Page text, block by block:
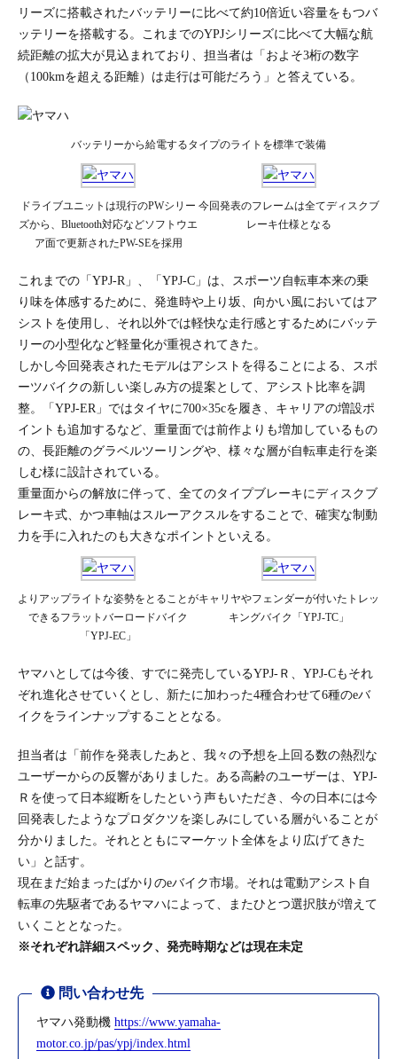
リーズに搭載されたバッテリーに比べて約10倍近い容量をもつバ
ッテリーを搭載する。これまでのYPJシリーズに比べて大幅な航
続距離の拡大が見込まれており、担当者は「およそ3桁の数字
（100kmを超える距離）は走行は可能だろう」と答えている。
バッテリーから給電するタイプのライトを標準で装備
ドライブユニットは現行のPWシリー
ズから、Bluetooth対応などソフトウエ
ア面で更新されたPW-SEを採用
今回発表のフレームは全てディスクブ
レーキ仕様となる
これまでの「YPJ-R」、「YPJ-C」は、スポーツ自転車本来の乗
り味を体感するために、発進時や上り坂、向かい風においてはア
シストを使用し、それ以外では軽快な走行感とするためにバッテ
リーの小型化など軽量化が重視されてきた。
しかし今回発表されたモデルはアシストを得ることによる、スポ
ーツバイクの新しい楽しみ方の提案として、アシスト比率を調
整。「YPJ-ER」ではタイヤに700×35cを履き、キャリアの増設ポ
イントも追加するなど、重量面では前作よりも増加しているもの
の、長距離のグラベルツーリングや、様々な層が自転車走行を楽
しむ様に設計されている。
重量面からの解放に伴って、全てのタイプブレーキにディスクブ
レーキ式、かつ車軸はスルーアクスルをすることで、確実な制動
力を手に入れたのも大きなポイントといえる。
よりアップライトな姿勢をとることが
できるフラットバーロードバイク
「YPJ-EC」
キャリヤやフェンダーが付いたトレッ
キングバイク「YPJ-TC」
ヤマハとしては今後、すでに発売しているYPJ-Ｒ、YPJ-Cもそれ
ぞれ進化させていくとし、新たに加わった4種合わせて6種のeバ
イクをラインナップすることとなる。
担当者は「前作を発表したあと、我々の予想を上回る数の熱烈な
ユーザーからの反響がありました。ある高齢のユーザーは、YPJ-
Ｒを使って日本縦断をしたという声もいただき、今の日本には今
回発表したようなプロダクツを楽しみにしている層がいることが
分かりました。それとともにマーケット全体をより広げてきた
い」と話す。
現在まだ始まったばかりのeバイク市場。それは電動アシスト自
転車の先駆者であるヤマハによって、またひとつ選択肢が増えて
いくこととなった。
※それぞれ詳細スペック、発売時期などは現在未定
問い合わせ先
ヤマハ発動機 https://www.yamaha-
motor.co.jp/pas/ypj/index.html